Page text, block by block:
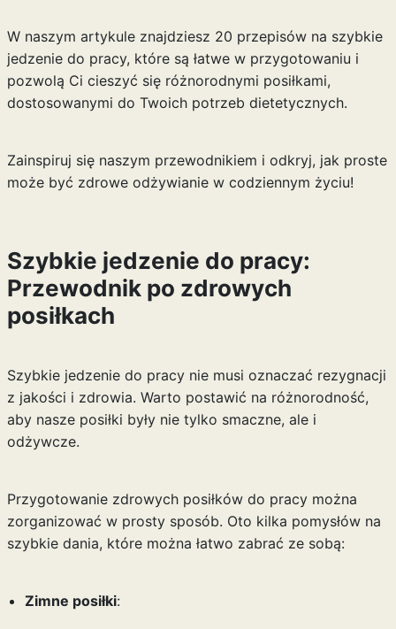
W naszym artykule znajdziesz 20 przepisów na szybkie
jedzenie do pracy, które są łatwe w przygotowaniu i
pozwolą Ci cieszyć się różnorodnymi posiłkami,
dostosowanymi do Twoich potrzeb dietetycznych.
Zainspiruj się naszym przewodnikiem i odkryj, jak proste
może być zdrowe odżywianie w codziennym życiu!
Szybkie jedzenie do pracy:
Przewodnik po zdrowych
posiłkach
Szybkie jedzenie do pracy nie musi oznaczać rezygnacji
z jakości i zdrowia. Warto postawić na różnorodność,
aby nasze posiłki były nie tylko smaczne, ale i
odżywcze.
Przygotowanie zdrowych posiłków do pracy można
zorganizować w prosty sposób. Oto kilka pomysłów na
szybkie dania, które można łatwo zabrać ze sobą:
Zimne posiłki: